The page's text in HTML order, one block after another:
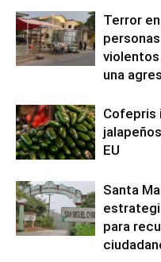
Terror
una
Cofepris
EU
Santa
para